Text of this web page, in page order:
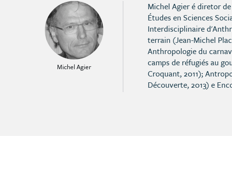
Michel Agier
Michel Agier é diretor
Études en Sciences
Interdisciplinaire
terrain (Jean-Michel
Anthropologie du
camps de réfugiés au
Croquant, 2011);
Découverte, 2013) e